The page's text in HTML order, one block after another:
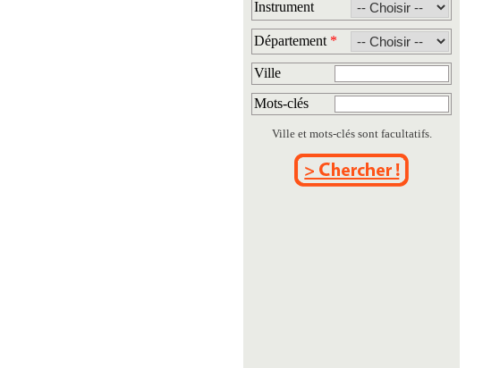
Instrument
Département *
Ville
Mots-clés
Ville et mots-clés sont facultatifs.